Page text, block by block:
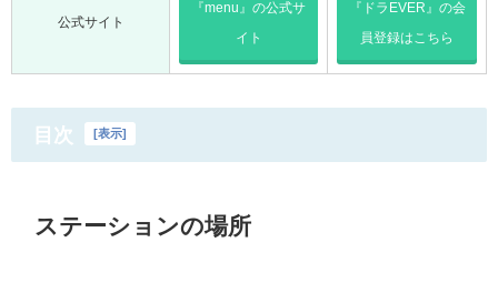
公式サイト
『menu』の公式サ
イト
『ドラEVER』の会
員登録はこちら
目次 [表示]
ステーションの場所